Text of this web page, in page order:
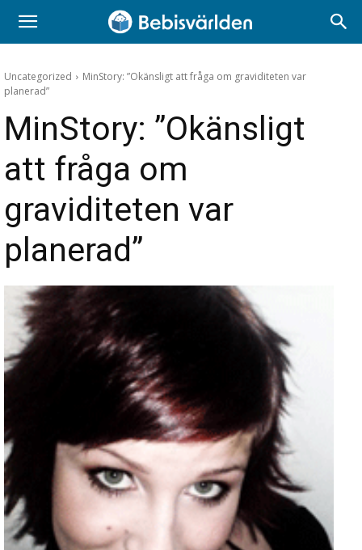
Uncategorized
MinStory: ”Okänsligt att fråga om graviditeten var
planerad”
MinStory: ”Okänsligt
att fråga om
graviditeten var
planerad”